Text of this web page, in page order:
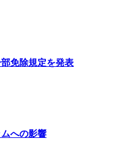
免除規定を発表
への影響